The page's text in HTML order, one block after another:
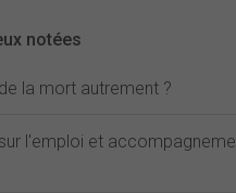
notées
la mort autrement ?
l'emploi et